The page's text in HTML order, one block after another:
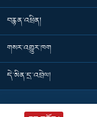
བརྙན་འཕྲིན།
གསར་འགྱུར་ཁག
དེ་མིན་དྲ་འབྲེལ།